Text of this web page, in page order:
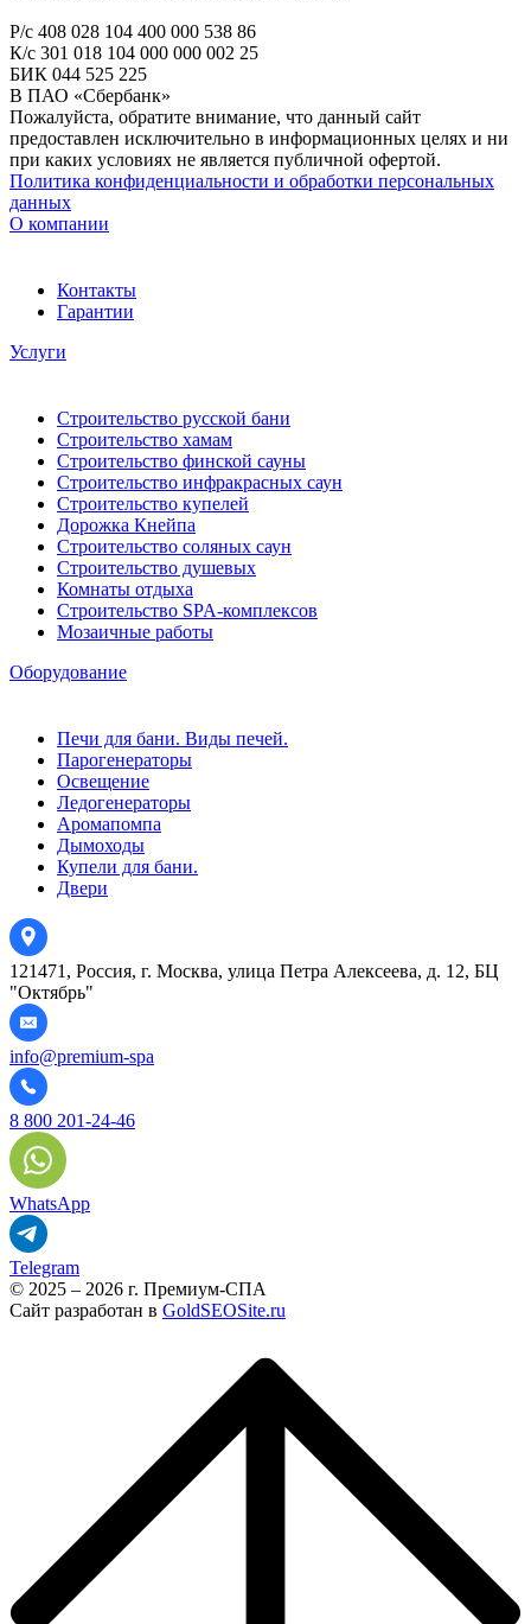
Р/с 408 028 104 400 000 538 86
К/с 301 018 104 000 000 002 25
БИК 044 525 225
В ПАО «Сбербанк»
Пожалуйста, обратите внимание, что данный сайт
предоставлен исключительно в информационных целях и ни
при каких условиях не является публичной офертой.
Политика конфиденциальности и обработки персональных
данных
О компании
Контакты
Гарантии
Услуги
Строительство русской бани
Строительство хамам
Строительство финской сауны
Строительство инфракрасных саун
Строительство купелей
Дорожка Кнейпа
Строительство соляных саун
Строительство душевых
Комнаты отдыха
Строительство SPA-комплексов
Мозаичные работы
Оборудование
Печи для бани. Виды печей.
Парогенераторы
Освещение
Ледогенераторы
Аромапомпа
Дымоходы
Купели для бани.
Двери
121471, Россия, г. Москва, улица Петра Алексеева, д. 12, БЦ
"Октябрь"
info@premium-spa
8 800 201-24-46
WhatsApp
Telegram
© 2025 – 2026 г. Премиум-СПА
Сайт разработан в GoldSEOSite.ru